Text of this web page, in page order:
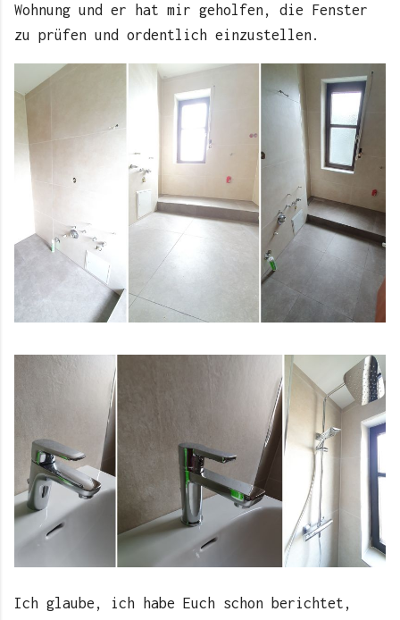
Wohnung und er hat mir geholfen, die Fenster
zu prüfen und ordentlich einzustellen.
Ich glaube, ich habe Euch schon berichtet,